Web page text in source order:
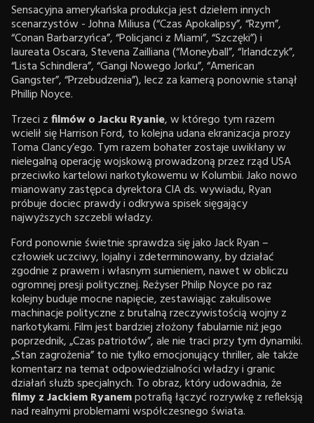
Sensacyjna amerykańska produkcja jest dziełem innych
scenarzystów - Johna Miliusa (“Czas Apokalipsy”, “Rzym”,
“Conan Barbarzyńca”, “Policjanci z Miami”, “Szczęki”) i
laureata Oscara, Stevena Zailliana (“Moneyball”, “Irlandczyk”,
“Lista Schindlera”, “Gangi Nowego Jorku”, “American
Gangster”, “Przebudzenia”), lecz za kamerą ponownie stanął
Phillip Noyce.
Trzeci zfilmów o Jacku Ryanie, w którego tym razem
wcielił się Harrison Ford, to kolejna udana ekranizacja prozy
Toma Clancy’ego. Tym razem bohater zostaje uwikłany w
nielegalną operację wojskową prowadzoną przez rząd USA
przeciwko kartelowi narkotykowemu w Kolumbii. Jako nowo
mianowany zastępca dyrektora CIA ds. wywiadu, Ryan
próbuje dociec prawdy i odkrywa spisek sięgający
najwyższych szczebli władzy.
Ford ponownie świetnie sprawdza się jako Jack Ryan –
człowiek uczciwy, lojalny i zdeterminowany, by działać
zgodnie z prawem i własnym sumieniem, nawet w obliczu
ogromnej presji politycznej. Reżyser Philip Noyce po raz
kolejny buduje mocne napięcie, zestawiając zakulisowe
machinacje polityczne z brutalną rzeczywistością wojny z
narkotykami. Film jest bardziej złożony fabularnie niż jego
poprzednik, „Czas patriotów”, ale nie traci przy tym dynamiki.
„Stan zagrożenia” to nie tylko emocjonujący thriller, ale także
komentarz na temat odpowiedzialności władzy i granic
działań służb specjalnych. To obraz, który udowadnia, że
filmy z Jackiem Ryanempotrafią łączyć rozrywkę z refleksją
nad realnymi problemami współczesnego świata.